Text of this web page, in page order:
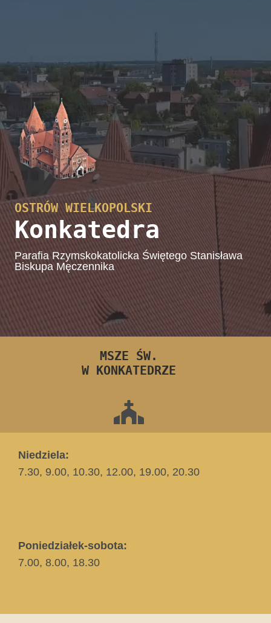
OSTRÓW WIELKOPOLSKI
Konkatedra
Parafia Rzymskokatolicka Świętego Stanisława
Biskupa Męczennika
MSZE ŚW.
W KONKATEDRZE
Niedziela:
7.30, 9.00, 10.30, 12.00, 19.00, 20.30
Poniedziałek-sobota:
7.00, 8.00, 18.30